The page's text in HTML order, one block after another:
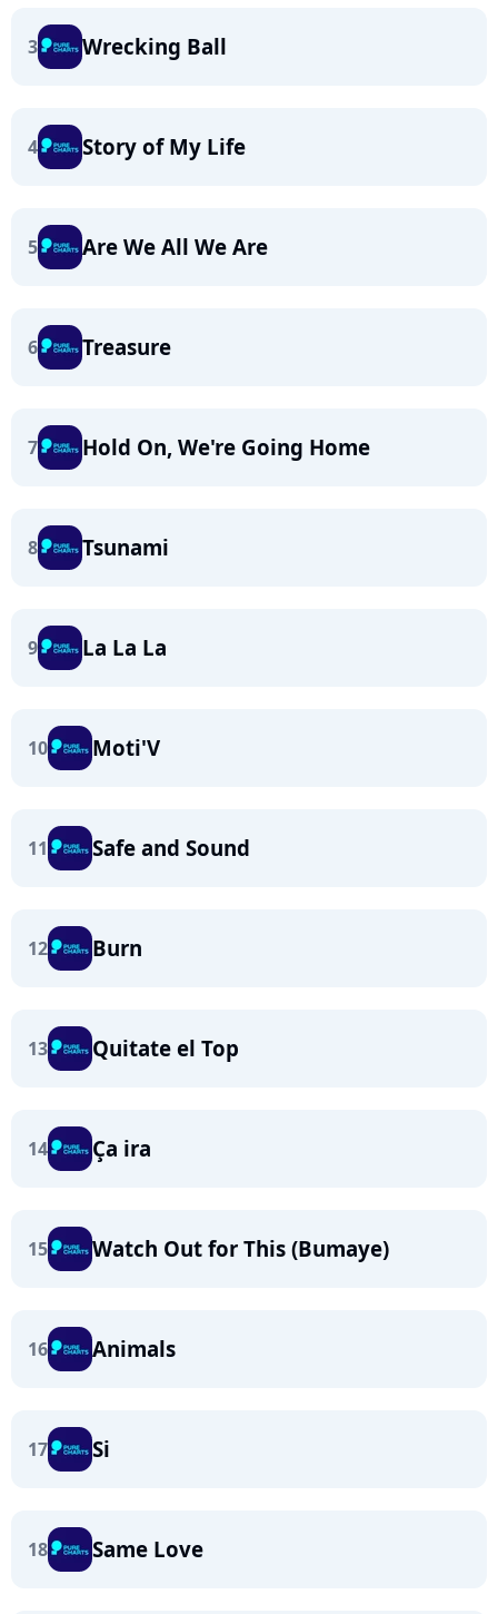
3 Wrecking Ball
4 Story of My Life
5 Are We All We Are
6 Treasure
7 Hold On, We're Going Home
8 Tsunami
9 La La La
10 Moti'V
11 Safe and Sound
12 Burn
13 Quitate el Top
14 Ça ira
15 Watch Out for This (Bumaye)
16 Animals
17 Si
18 Same Love